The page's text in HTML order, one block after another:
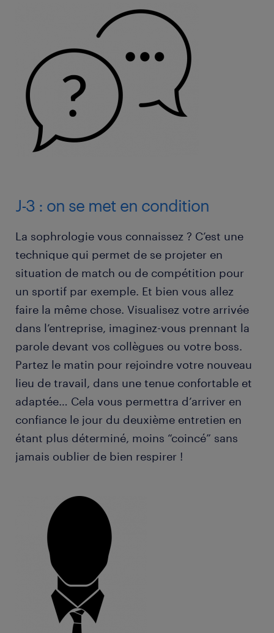
J-3 : on se met en condition
La sophrologie vous connaissez ? C’est une
technique qui permet de se projeter en
situation de match ou de compétition pour
un sportif par exemple. Et bien vous allez
faire la même chose. Visualisez votre arrivée
dans l’entreprise, imaginez-vous prennant la
parole devant vos collègues ou votre boss.
Partez le matin pour rejoindre votre nouveau
lieu de travail, dans une tenue confortable et
adaptée… Cela vous permettra d’arriver en
confiance le jour du deuxième entretien en
étant plus déterminé, moins “coincé” sans
jamais oublier de bien respirer !